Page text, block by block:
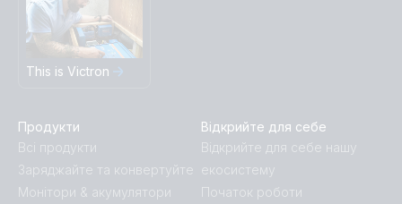
This is Victron
Продукти
Всі продукти
Заряджайте та конвертуйте
Монітори & акумулятори
Відкрийте для себе
Відкрийте для себе нашу
екосистему
Початок роботи